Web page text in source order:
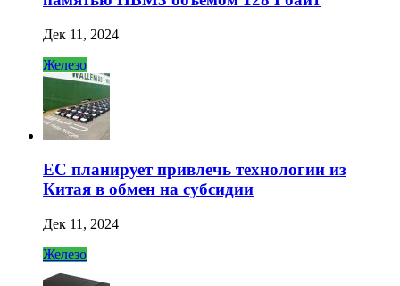
Дек 11, 2024
Железо
ЕС планирует привлечь технологии из
Китая в обмен на субсидии
Дек 11, 2024
Железо